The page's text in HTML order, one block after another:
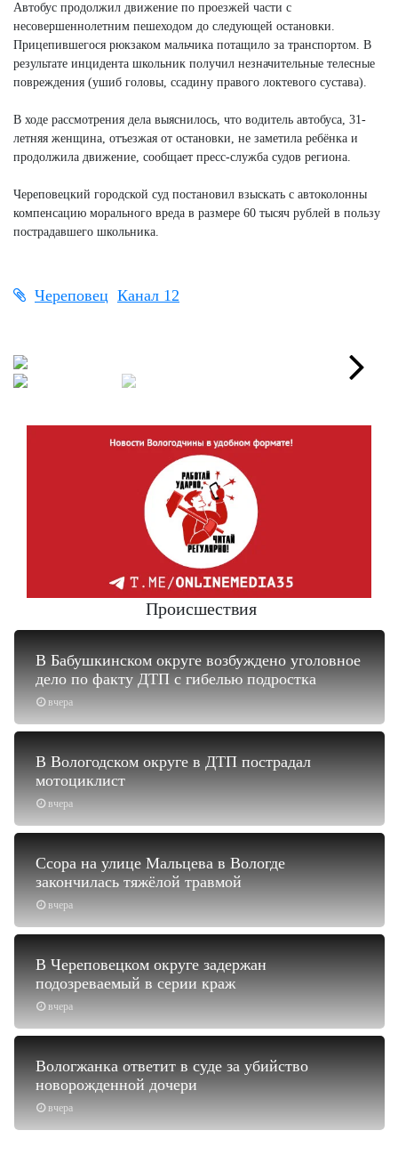
Автобус продолжил движение по проезжей части с
несовершеннолетним пешеходом до следующей остановки.
Прицепившегося рюкзаком мальчика потащило за транспортом. В
результате инцидента школьник получил незначительные телесные
повреждения (ушиб головы, ссадину правого локтевого сустава).
В ходе рассмотрения дела выяснилось, что водитель автобуса, 31-
летняя женщина, отъезжая от остановки, не заметила ребёнка и
продолжила движение, сообщает пресс-служба судов региона.
Череповецкий городской суд постановил взыскать с автоколонны
компенсацию морального вреда в размере 60 тысяч рублей в пользу
пострадавшего школьника.
Череповец Канал 12
Происшествия
вчера
В Бабушкинском округе возбуждено уголовное
дело по факту ДТП с гибелью подростка
вчера
В Вологодском округе в ДТП пострадал
мотоциклист
вчера
Ссора на улице Мальцева в Вологде
закончилась тяжёлой травмой
вчера
В Череповецком округе задержан
подозреваемый в серии краж
вчера
Вологжанка ответит в суде за убийство
новорожденной дочери